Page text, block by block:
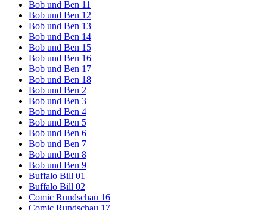
Bob und Ben 11
Bob und Ben 12
Bob und Ben 13
Bob und Ben 14
Bob und Ben 15
Bob und Ben 16
Bob und Ben 17
Bob und Ben 18
Bob und Ben 2
Bob und Ben 3
Bob und Ben 4
Bob und Ben 5
Bob und Ben 6
Bob und Ben 7
Bob und Ben 8
Bob und Ben 9
Buffalo Bill 01
Buffalo Bill 02
Comic Rundschau 16
Comic Rundschau 17